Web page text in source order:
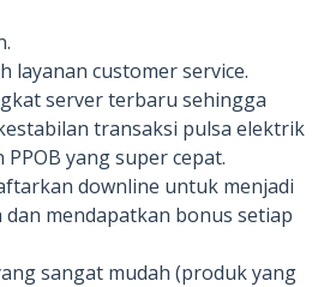
layanan customer service.
server terbaru sehingga
transaksi pulsa elektrik
yang super cepat.
downline untuk menjadi
dan mendapatkan bonus setiap
sangat mudah (produk yang